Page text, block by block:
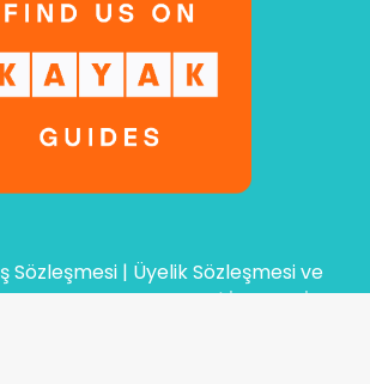
Sözleşmesi| Üyelik Sözleşmesi ve
Güvenlik Politikamız|İptal ve İade